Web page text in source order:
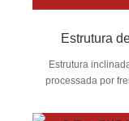
Estrutura
Estrutura
processada por